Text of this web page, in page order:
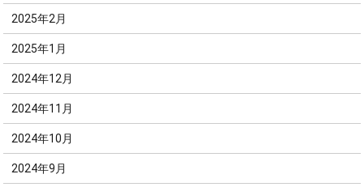
2025年2月
2025年1月
2024年12月
2024年11月
2024年10月
2024年9月